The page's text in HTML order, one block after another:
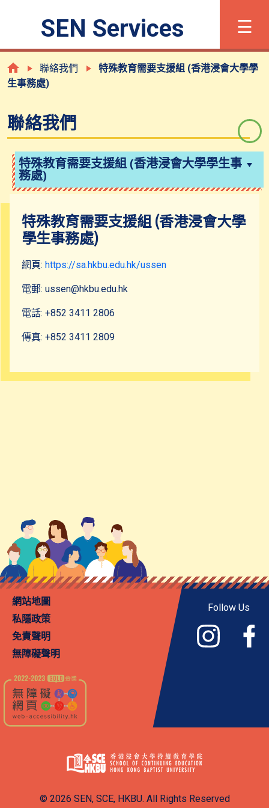
×
字體大小 简 Eng
甚麼是有特殊學習需要?
登記程序
支援及服務
共融校園活動
社區資源
聯絡我們
學生發展中心
SEN Services ☰
聯絡我們
特殊教育需要支援組 (香港浸會大學學
生事務處)
聯絡我們
特殊教育需要支援組 (香港浸會大學學生事
務處)
特殊教育需要支援組 (香港浸會大學
學生事務處)
網頁:https://sa.hkbu.edu.hk/ussen
電郵: ussen@hkbu.edu.hk
電話: +852 3411 2806
傳真: +852 3411 2809
網站地圖
私隱政策
免責聲明
無障礙聲明
Follow Us
© 2026 SEN, SCE, HKBU. All Rights Reserved